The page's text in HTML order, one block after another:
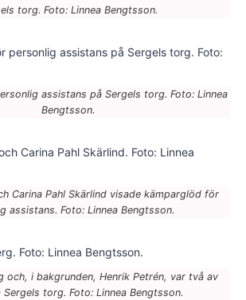
torg. Foto: Linnea Bengtsson.
assistans på Sergels torg. Foto: Linnea
Bengtsson.
Carina Pahl Skärlind visade kämparglöd för
assistans. Foto: Linnea Bengtsson.
och, i bakgrunden, Henrik Petrén, var två av
Sergels torg. Foto: Linnea Bengtsson.